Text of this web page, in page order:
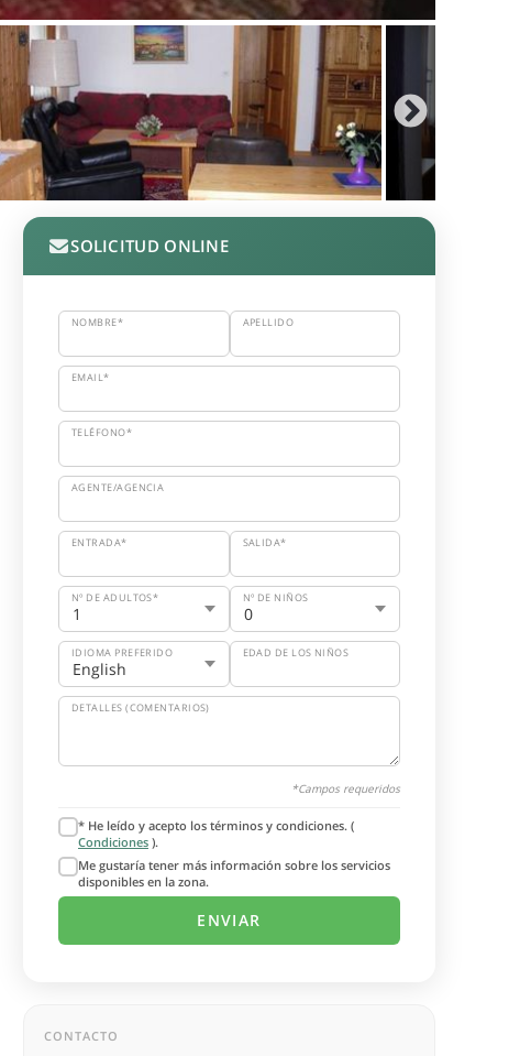
SOLICITUD ONLINE
NOMBRE* APELLIDO
EMAIL*
TELÉFONO*
AGENTE/AGENCIA
ENTRADA* SALIDA*
Nº DE ADULTOS* Nº DE NIÑOS
IDIOMA PREFERIDO EDAD DE LOS NIÑOS
DETALLES (COMENTARIOS)
*Campos requeridos
* He leído y acepto los términos y condiciones. (
Condiciones ).
Me gustaría tener más información sobre los servicios
disponibles en la zona.
CONTACTO